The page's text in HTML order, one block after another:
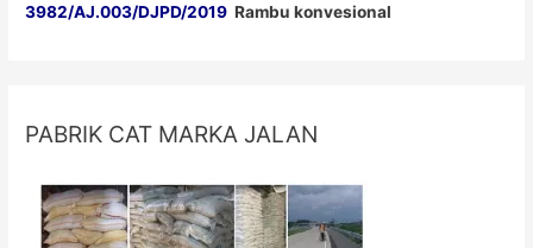
3982/AJ.003/DJPD/2019 Rambu konvesional
PABRIK CAT MARKA JALAN